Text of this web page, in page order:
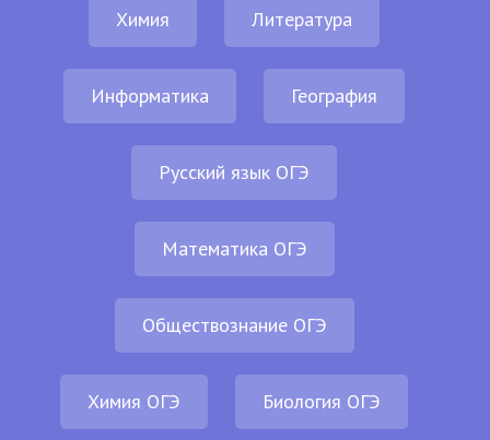
Химия Литература
Информатика География
Русский язык ОГЭ
Математика ОГЭ
Обществознание ОГЭ
Химия ОГЭ Биология ОГЭ